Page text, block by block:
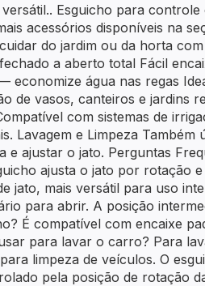
Esguicho para
acessórios disponíveis na
do jardim ou da horta com
a aberto total Fácil
economize água nas regas
de vasos, canteiros e jardins
com sistemas de
Lavagem e Limpeza Também
e ajustar o jato. Perguntas
ajusta o jato por rotação e
jato, mais versátil para uso
para abrir. A posição
É compatível com encaixe
para lavar o carro? Para
limpeza de veículos. O
pela posição de rotação